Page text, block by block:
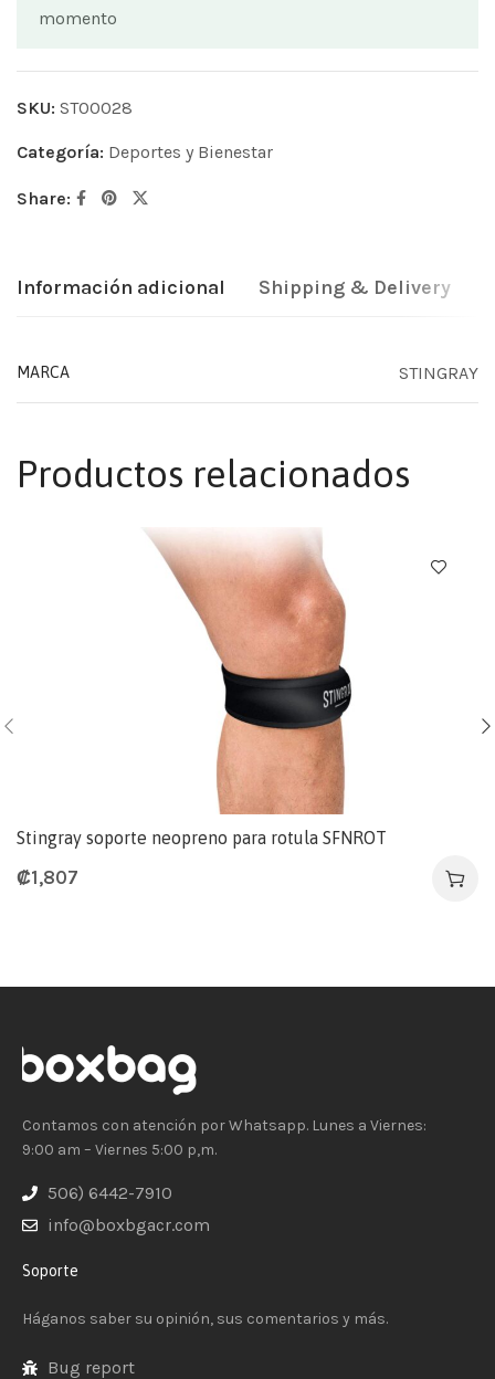
momento
SKU: ST00028
Categoría: Deportes y Bienestar
Share:
Información adicional Shipping & Delivery
MARCA STINGRAY
Productos relacionados
Stingray soporte neopreno para rotula SFNROT
₡1,807
Contamos con atención por Whatsapp. Lunes a Viernes:
9:00 am – Viernes 5:00 p,m.
506) 6442-7910
info@boxbgacr.com
Soporte
Háganos saber su opinión, sus comentarios y más.
Bug report